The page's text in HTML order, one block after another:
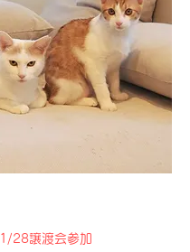
1/28譲渡会参加